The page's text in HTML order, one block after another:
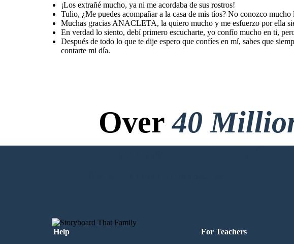
Al llegar a casa, TULIO tuvo una conversación
asertiva y sincera con PETRONILA para explicar la
situación que no era como ella decía, en donde, al
final deciden reconciliarse y confiar entre ellos.
¡Los extrañé mucho, ya ni me acordaba de sus rostros!
Tulio, ¿Me puedes acompañar a la casa de mis tíos? No conozco mucho
Muchas gracias ANACLETA, la quiero mucho y me esfuerzo por ella
En verdad lo siento, debí primero escucharte, yo confío mucho en ti,
Después de todo lo que te dije espero que confíes en mí, sabes que
contarte mi día.
Over40
No Downloads, No
Help For Teachers